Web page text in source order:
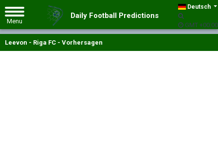
Deutsch
GMT +00:00
Daily Football Predictions
Leevon - Riga FC - Vorhersagen